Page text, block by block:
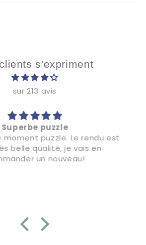
s'expriment
sur 213 avis
Superbe puzzle
moment puzzle. Le rendu est
belle qualité, je vais en
un nouveau!